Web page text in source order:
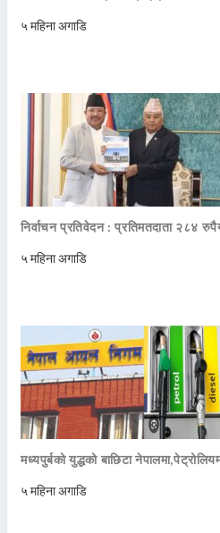
५ महिना अगाडि
निर्वाचन प्रतिवेदन : प्रतिमतदाता २८४
५ महिना अगाडि
मध्यपुर्बको युद्धको बाछिटा
५ महिना अगाडि